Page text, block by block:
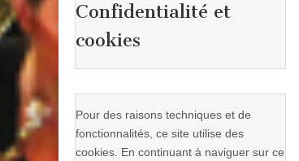
Confidentialité et
cookies
Pour des raisons techniques et de
fonctionnalités, ce site utilise des
cookies. En continuant à naviguer sur ce